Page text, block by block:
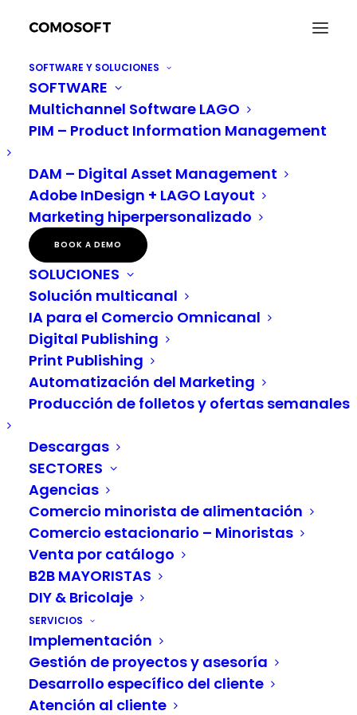
SOFTWARE Y SOLUCIONES
SOFTWARE
Multichannel Software LAGO
PIM – Product Information Management
DAM – Digital Asset Management
Adobe InDesign + LAGO Layout
Marketing hiperpersonalizado
BOOK A DEMO
SOLUCIONES
Solución multicanal
IA para el Comercio Omnicanal
Digital Publishing
Print Publishing
Automatización del Marketing
Producción de folletos y ofertas semanales
Descargas
SECTORES
Agencias
Comercio minorista de alimentación
Comercio estacionario – Minoristas
Venta por catálogo
B2B MAYORISTAS
DIY & Bricolaje
SERVICIOS
Implementación
Gestión de proyectos y asesoría
Desarrollo específico del cliente
Atención al cliente
Sistema PIM
En nuestro Blog, podrá descubrir todo lo que
de información de productos (PIM) y cuales son
las ventajas para empresas y organizaciones
que utilizan un sistema para administrar sus
datos.Los sistemas PIM se han convertido en una
herramienta indispensable para gestionar y
distribuir información sobre los productos que
comercializan. En el ámbito empresarial
digitalizado y cada vez más complejo, es
fundamental que las empresas gestionen la
información sobre sus productos de forma
centralizada y eficaz para garantizar que sus